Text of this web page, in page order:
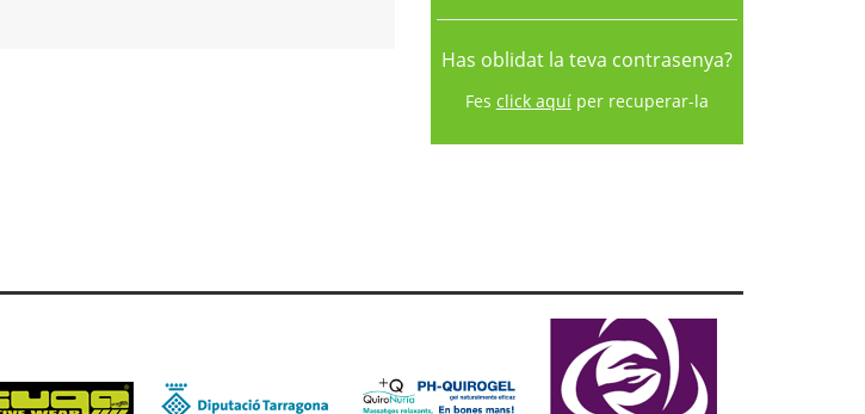
Has oblidat la teva contrasenya?
Fes click aquíper recuperar-la